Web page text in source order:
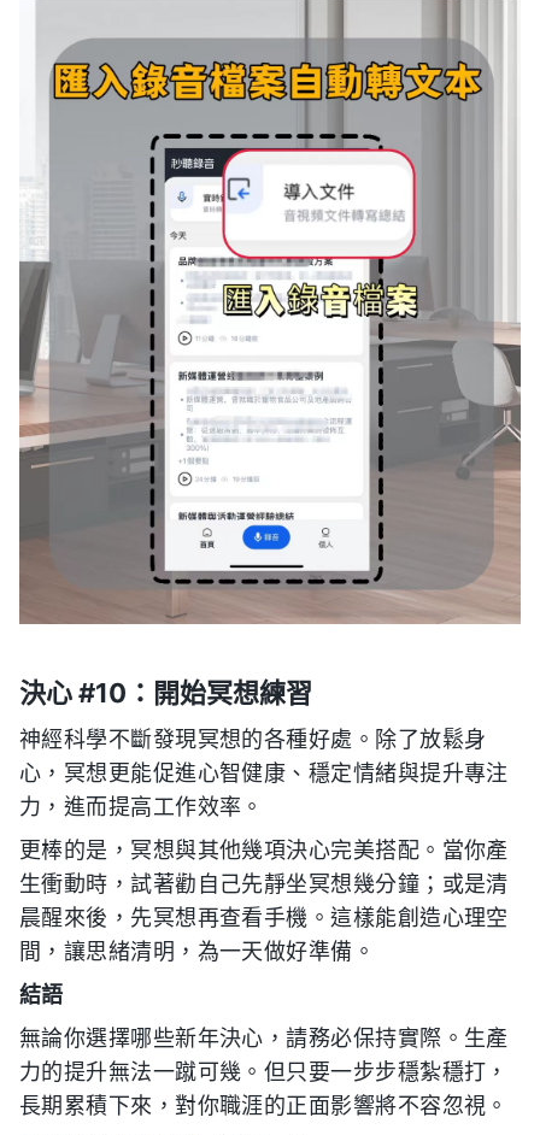
決心 #10：開始冥想練習
神經科學不斷發現冥想的各種好處。除了放鬆身
心，冥想更能促進心智健康、穩定情緒與提升專注
力，進而提高工作效率。
更棒的是，冥想與其他幾項決心完美搭配。當你產
生衝動時，試著勸自己先靜坐冥想幾分鐘；或是清
晨醒來後，先冥想再查看手機。這樣能創造心理空
間，讓思緒清明，為一天做好準備。
結語
無論你選擇哪些新年決心，請務必保持實際。生產
力的提升無法一蹴可幾。但只要一步步穩紮穩打，
長期累積下來，對你職涯的正面影響將不容忽視。